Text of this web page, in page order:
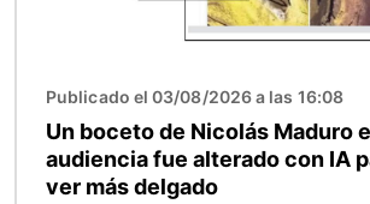
Publicado el 03/08/2026 a las 16:08
Un boceto de Nicolás Maduro
audiencia fue alterado con IA
ver más delgado